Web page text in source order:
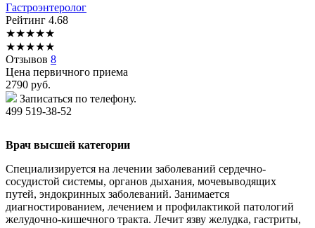
Гастроэнтеролог
Рейтинг 4.68
★★★★★
★★★★★
Отзывов 8
Цена первичного приема
2790 руб.
Записаться по телефону.
499 519-38-52
Врач высшей категории
Специализируется на лечении заболеваний сердечно-
сосудистой системы, органов дыхания, мочевыводящих
путей, эндокринных заболеваний. Занимается
диагностированием, лечением и профилактикой патологий
желудочно-кишечного тракта. Лечит язву желудка, гастриты,